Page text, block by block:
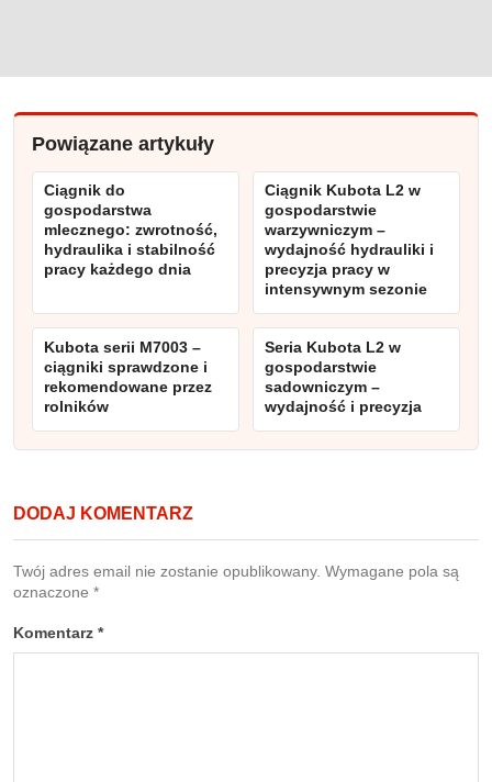
Powiązane artykuły
Ciągnik do
gospodarstwa
mlecznego: zwrotność,
hydraulika i stabilność
pracy każdego dnia
Ciągnik Kubota L2 w
gospodarstwie
warzywniczym –
wydajność hydrauliki i
precyzja pracy w
intensywnym sezonie
Kubota serii M7003 –
ciągniki sprawdzone i
rekomendowane przez
rolników
Seria Kubota L2 w
gospodarstwie
sadowniczym –
wydajność i precyzja
DODAJ KOMENTARZ
Twój adres email nie zostanie opublikowany. Wymagane pola są
oznaczone *
Komentarz *